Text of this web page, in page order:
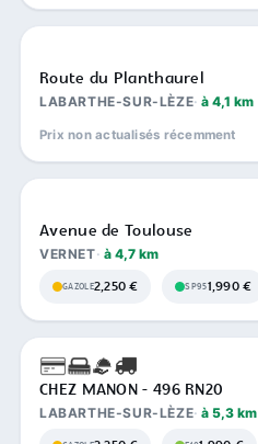
Route du Planthaurel
LABARTHE-SUR-LÈZE à 4,1 km
Prix non actualisés récemment
Avenue de Toulouse
VERNET à 4,7 km
GAZOLE2,250 € SP951,990 €
CHEZ MANON - 496 RN20
LABARTHE-SUR-LÈZE à 5,3 km